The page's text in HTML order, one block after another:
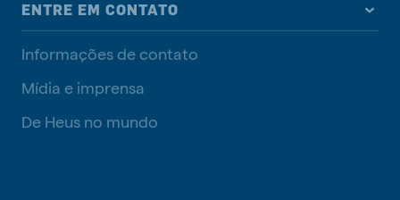
ENTRE EM CONTATO
Informações de contato
Mídia e imprensa
De Heus no mundo